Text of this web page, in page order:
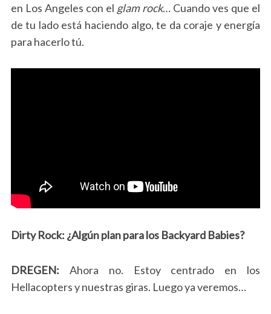
en Los Angeles con el glam rock… Cuando ves que el
de tu lado está haciendo algo, te da coraje y energía
para hacerlo tú.
Dirty Rock: ¿Algún plan para los Backyard Babies?
DREGEN: Ahora no. Estoy centrado en los
Hellacopters y nuestras giras. Luego ya veremos…